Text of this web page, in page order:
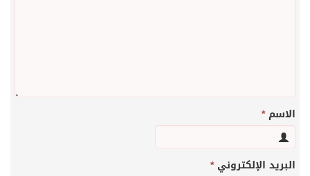
الاسم*
البريد الإلكتروني*